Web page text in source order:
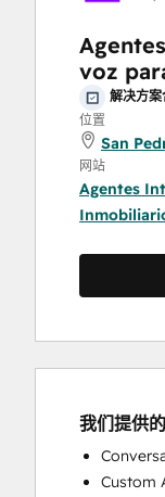
voz
解决方
位置
San
网站
Agentes
我们提供
Custom